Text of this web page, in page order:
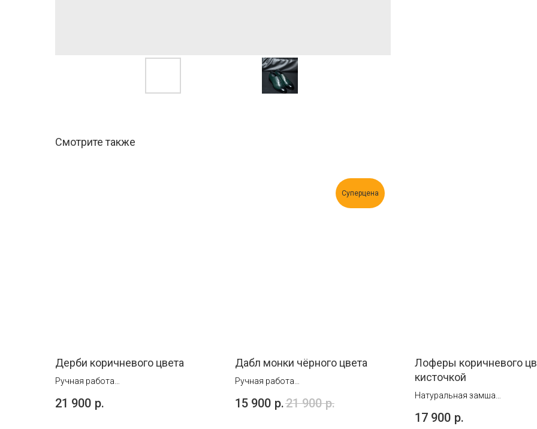
Смотрите также
Дерби коричневого цвета
Ручная работа
21 900 р.
Суперцена
Дабл монки чёрного цвета
Ручная работа
15 900 р.21 900 р.
Лоферы коричневого
кисточкой
Натуральная замша
17 900 р.